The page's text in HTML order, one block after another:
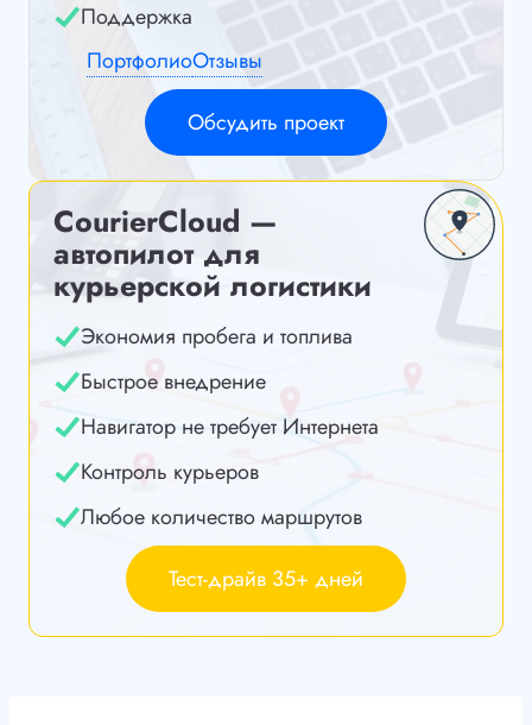
Поддержка
ПортфолиоОтзывы
Обсудить проект
CourierCloud —
автопилот для
курьерской логистики
Экономия пробега и топлива
Быстрое внедрение
Навигатор не требует Интернета
Контроль курьеров
Любое количество маршрутов
Тест-драйв 35+ дней